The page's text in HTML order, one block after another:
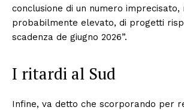
conclusione di un numero imprecisato,
probabilmente elevato, di progetti
scadenza de giugno 2026”.
I ritardi al Sud
Infine, va detto che scorporando per